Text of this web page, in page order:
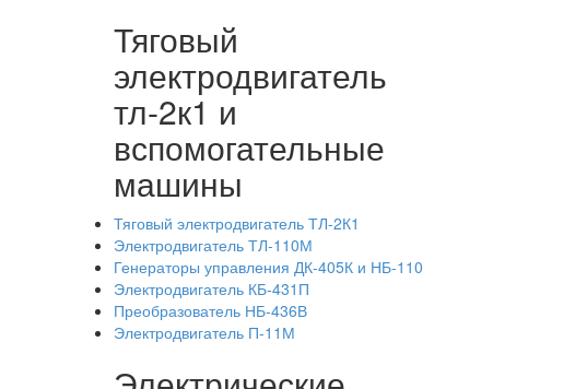
Тяговый
электродвигатель
тл-2к1 и
вспомогательные
машины
Тяговый электродвигатель ТЛ-2К1
Электродвигатель ТЛ-110М
Генераторы управления ДК-405К и НБ-110
Электродвигатель КБ-431П
Преобразователь НБ-436В
Электродвигатель П-11М